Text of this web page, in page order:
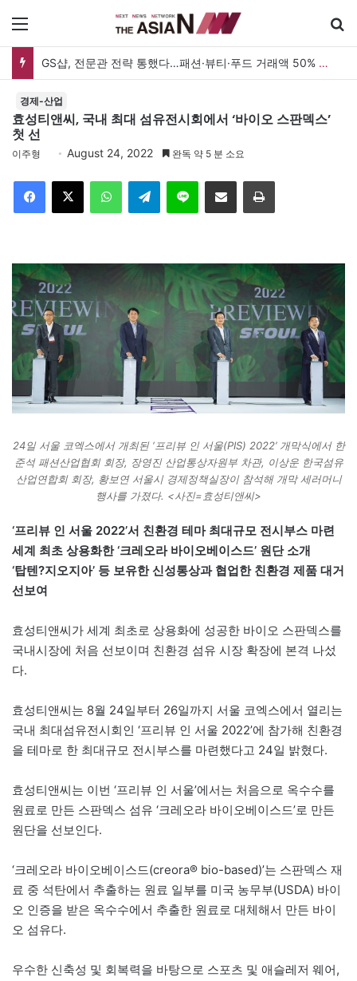
GS샵, 전문관 전략 통했다…패션·뷰티·푸드 거래액 50% 증가
경제-산업
효성티앤씨, 국내 최대 섬유전시회에서 ‘바이오 스판덱스’
첫 선
이주형 August 24, 2022 완독 약 5 분 소요
Telegram 이메일
24일 서울 코엑스에서 개최된 ‘프리뷰 인 서울(PIS) 2022’ 개막식에서 한
준석 패션산업협회 회장, 장영진 산업통상자원부 차관, 이상운 한국섬유
산업연합회 회장, 황보연 서울시 경제정책실장이 참석해 개막 세러머니
행사를 가졌다. <사진=효성티앤씨>
‘프리뷰 인 서울 2022’서 친환경 테마 최대규모 전시부스 마련
세계 최초 상용화한 ‘크레오라 바이오베이스드’ 원단 소개
‘탑텐?지오지아’ 등 보유한 신성통상과 협업한 친환경 제품 대거
선보여
효성티앤씨가 세계 최초로 상용화에 성공한 바이오 스판덱스를
국내시장에 처음 선보이며 친환경 섬유 시장 확장에 본격 나섰
다.
효성티앤씨는 8월 24일부터 26일까지 서울 코엑스에서 열리는
국내 최대섬유전시회인 ‘프리뷰 인 서울 2022’에 참가해 친환경
을 테마로 한 최대규모 전시부스를 마련했다고 24일 밝혔다.
효성티앤씨는 이번 ‘프리뷰 인 서울’에서는 처음으로 옥수수를
원료로 만든 스판덱스 섬유 ‘크레오라 바이오베이스드’로 만든
원단을 선보인다.
‘크레오라 바이오베이스드(creora® bio-based)’는 스판덱스 재
료 중 석탄에서 추출하는 원료 일부를 미국 농무부(USDA) 바이
오 인증을 받은 옥수수에서 추출한 원료로 대체해서 만든 바이
오 섬유다.
우수한 신축성 및 회복력을 바탕으로 스포츠 및 애슬레저 웨어,